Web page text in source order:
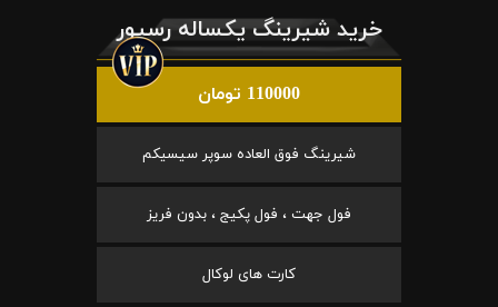
خرید شیرینگ یکساله رسیور
110000 تومان
شیرینگ فوق العاده سوپر سیسیکم
فول جهت ، فول پکیج ، بدون فریز
کارت های لوکال